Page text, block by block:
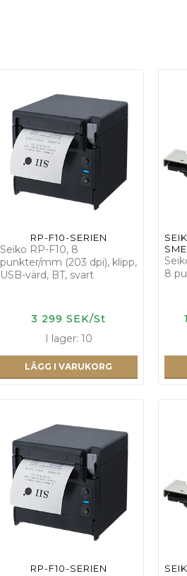
RP-F10-SERIEN
Seiko RP-F10, 8
punkter/mm (203 dpi), klipp,
USB-värd, BT, svart
3 299 SEK/St
I lager: 10
LÄGG I VARUKORG
8
RP-F10-SERIEN